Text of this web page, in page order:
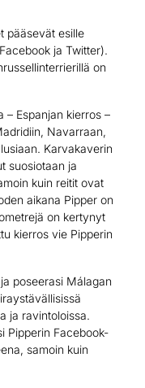
pääsevät esille
ja Twitter).
on
– Espanjan kierros –
Navarraan,
Karvakaverin
suosiotaan ja
kuin reitit ovat
aikana Pipper on
on kertynyt
kierros vie Pipperin
poseerasi Málagan
ja ravintoloissa.
Pipperin Facebook-
samoin kuin